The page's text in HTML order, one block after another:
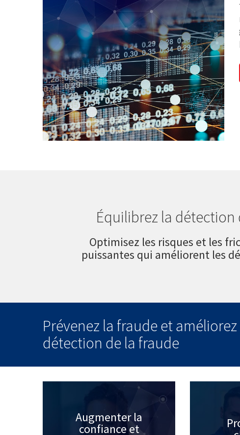
Équilibrez la détection
Optimisez les risques et les
puissantes qui améliorent les
Prévenez la fraude et
détection de la fraude
Augmenter la
confiance et